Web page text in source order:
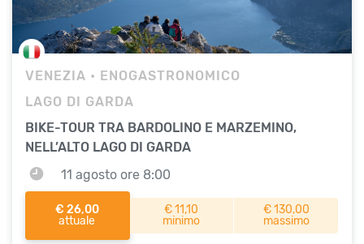
VENEZIA • ENOGASTRONOMICO
LAGO DI GARDA
BIKE-TOUR TRA BARDOLINO E MARZEMINO,
NELL’ALTO LAGO DI GARDA
11 agosto ore 8:00
€ 26,00
attuale
€ 11,10
minimo
€ 130,00
massimo